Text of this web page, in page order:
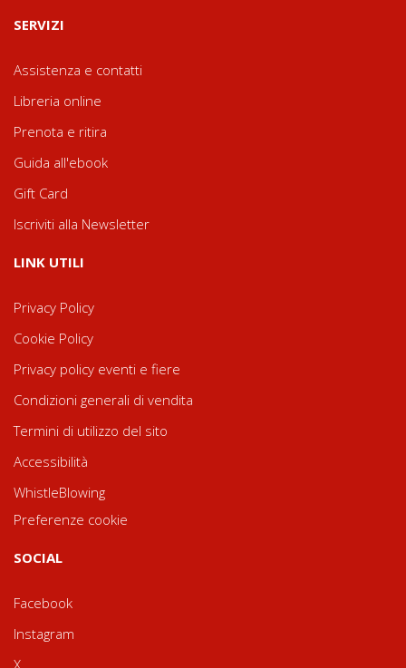
SERVIZI
Assistenza e contatti
Libreria online
Prenota e ritira
Guida all'ebook
Gift Card
Iscriviti alla Newsletter
LINK UTILI
Privacy Policy
Cookie Policy
Privacy policy eventi e fiere
Condizioni generali di vendita
Termini di utilizzo del sito
Accessibilità
WhistleBlowing
Preferenze cookie
SOCIAL
Facebook
Instagram
X